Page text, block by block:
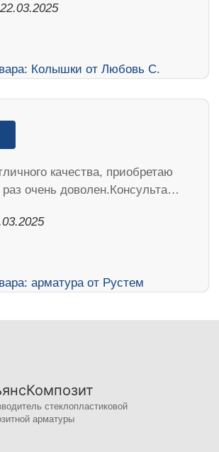
качества, приобретаю
очень доволен.Консульта…
стеклопластиковой
арматуры